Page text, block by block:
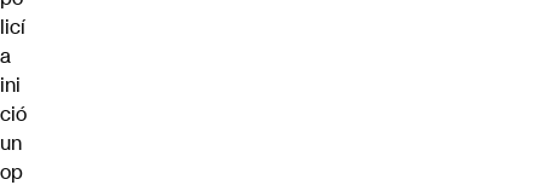
licí
a
ini
ció
un
op